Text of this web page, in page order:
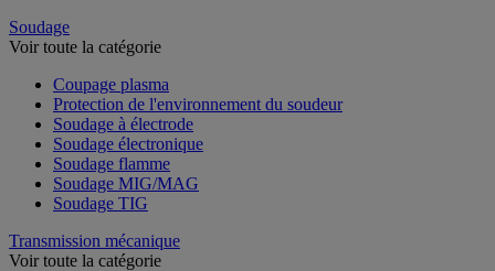
Soudage
Voir toute la catégorie
Coupage plasma
Protection de l'environnement du soudeur
Soudage à électrode
Soudage électronique
Soudage flamme
Soudage MIG/MAG
Soudage TIG
Transmission mécanique
Voir toute la catégorie